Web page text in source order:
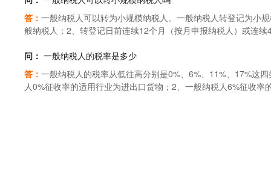
需要重点扶持的高新技术类型企业，减按15%的税率来征收企业
式应交所得税=不含税收入额X税务核定比例X所得税税率
额x所得税税率；=(不含税收入-不含税成本-税费-管理、销售、财
可以认定为一般纳税人，180万以下为小规模纳税人。工业企业
模纳税人;反之，为一般纳税人。【【法律依据】】《增值税暂
(一)从事货物生产或者提供应税劳务的纳税人，以及以从事货物
增值税销售额(以下简称应税销售额)在50万元以下(含本数，下
元以下的。本条第一款所称以从事货物生产或者提供应税劳务为
的比重在50%以上。
答： 一般纳税人可以转为小规模纳税人。一般纳税人转登记为小
般纳税人；2、转登记日前连续12个月（按月申报纳税人）或连
和国增值税暂行条例》第十三条小规模纳税人以外的纳税人应当
规模纳税人会计核算健全，能够提供准确税务资料的，可以向主
纳税额。
问： 一般纳税人的税率是多少
答： 一般纳税人的税率从低往高分别是0%、6%、11%、17%这
人0%征收率的适用行业为进出口货物；2、一般纳税人6%征收